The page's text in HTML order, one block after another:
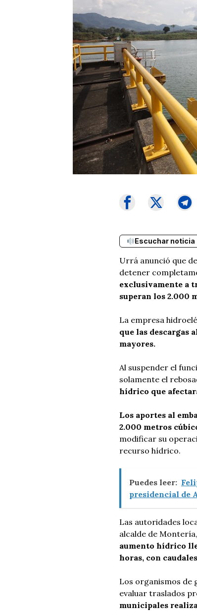
Escuchar noticia
Urrá anunció que
detener
exclusivamente a
superan los 2.000
La empresa
que las descargas
mayores.
Al suspender el
solamente el
hídrico que
Los aportes al
2.000 metros
modificar su
recurso hídrico.
Puedes leer:
presidencial de
Las autoridades
alcalde de
aumento hídrico
horas, con
Los organismos de
evaluar traslados
municipales